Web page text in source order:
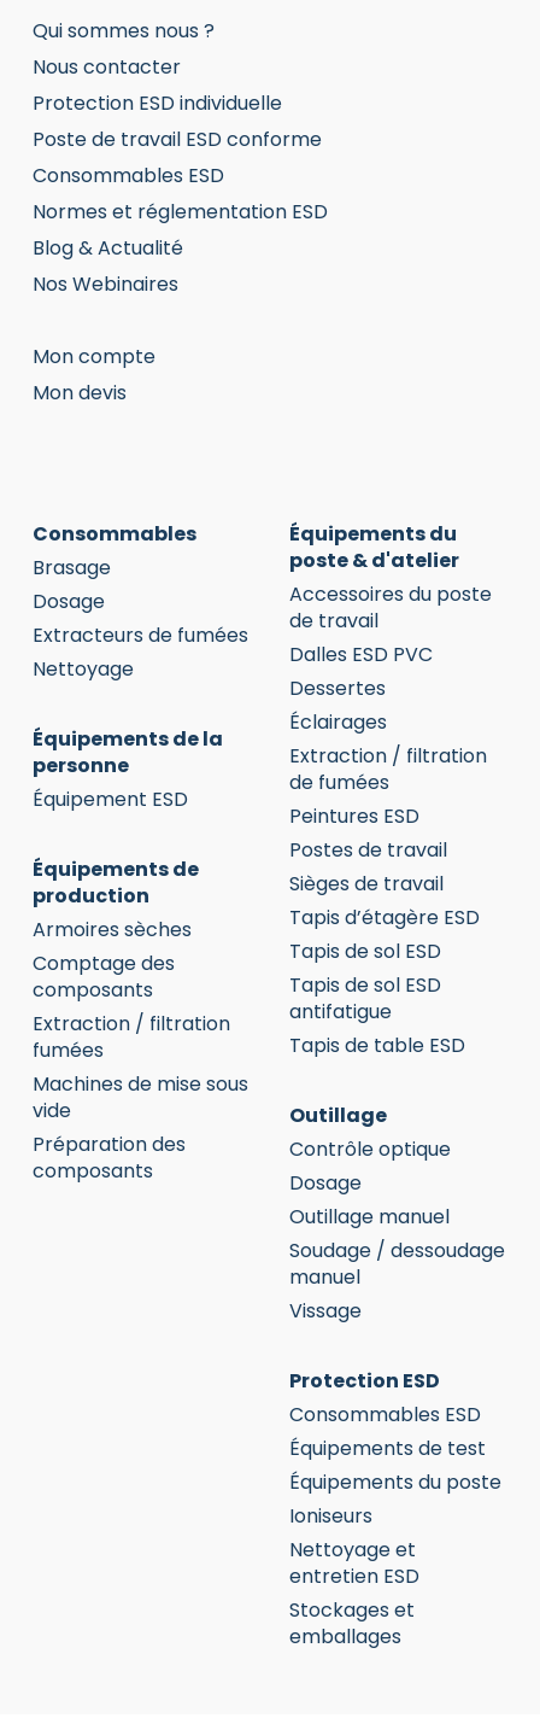
Qui sommes nous ?
Nous contacter
Protection ESD individuelle
Poste de travail ESD conforme
Consommables ESD
Normes et réglementation ESD
Blog & Actualité
Nos Webinaires
Mon compte
Mon devis
Consommables
Brasage
Dosage
Extracteurs de fumées
Nettoyage
Équipements de la
personne
Équipement ESD
Équipements de
production
Armoires sèches
Comptage des
composants
Extraction / filtration
fumées
Machines de mise sous
vide
Préparation des
composants
Équipements du
poste & d'atelier
Accessoires du poste
de travail
Dalles ESD PVC
Dessertes
Éclairages
Extraction / filtration
de fumées
Peintures ESD
Postes de travail
Sièges de travail
Tapis d’étagère ESD
Tapis de sol ESD
Tapis de sol ESD
antifatigue
Tapis de table ESD
Outillage
Contrôle optique
Dosage
Outillage manuel
Soudage / dessoudage
manuel
Vissage
Protection ESD
Consommables ESD
Équipements de test
Équipements du poste
Ioniseurs
Nettoyage et
entretien ESD
Stockages et
emballages